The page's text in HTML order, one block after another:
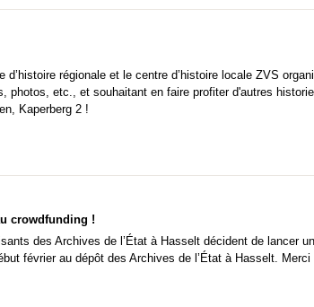
régionale et le centre d’histoire locale ZVS
etc., et souhaitant en faire profiter d'autres
Kaperberg 2 !
crowdfunding !
des Archives de l’État à Hasselt décident de lancer
février au dépôt des Archives de l’État à Hasselt.